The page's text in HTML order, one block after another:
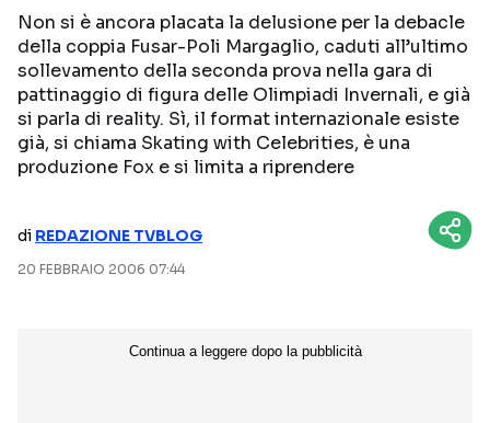
PROGRAMMI TV
PERSONAGGI TV
REALITY SHOW
FICTION
Streaming
AMAZON PRIME VIDEO
DISNEY+
Non si è ancora placata la delusione per la debacle
della coppia Fusar-Poli Margaglio, caduti all’ultimo
sollevamento della seconda prova nella gara di
pattinaggio di figura delle Olimpiadi Invernali, e già
si parla di reality. Sì, il format internazionale esiste
già, si chiama Skating with Celebrities, è una
produzione Fox e si limita a riprendere
di REDAZIONE TVBLOG
20 FEBBRAIO 2006 07:44